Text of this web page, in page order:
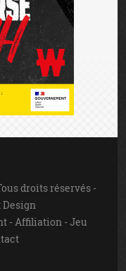
droits réservés -
Design
-Affiliation-Jeu